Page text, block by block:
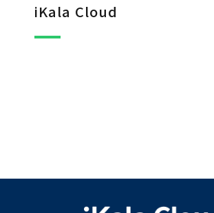
iKala Cloud